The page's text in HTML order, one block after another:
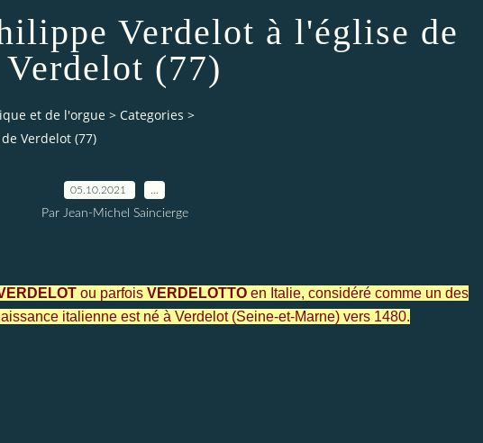
Verdelot à l'église de
Verdelot (77)
et de l'orgue > Categories >
Verdelot (77)
05.10.2021
Par Jean-Michel Saincierge
ou parfois VERDELOTTO en Italie, considéré comme un des
italienne est né à Verdelot (Seine-et-Marne) vers 1480.